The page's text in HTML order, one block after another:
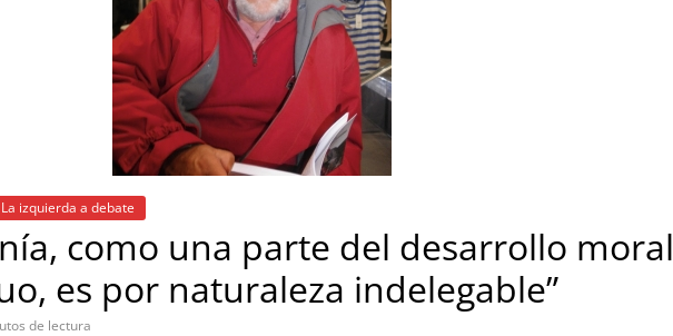
La izquierda a debate
como una parte del desarrollo moral
es por naturaleza indelegable”
de lectura